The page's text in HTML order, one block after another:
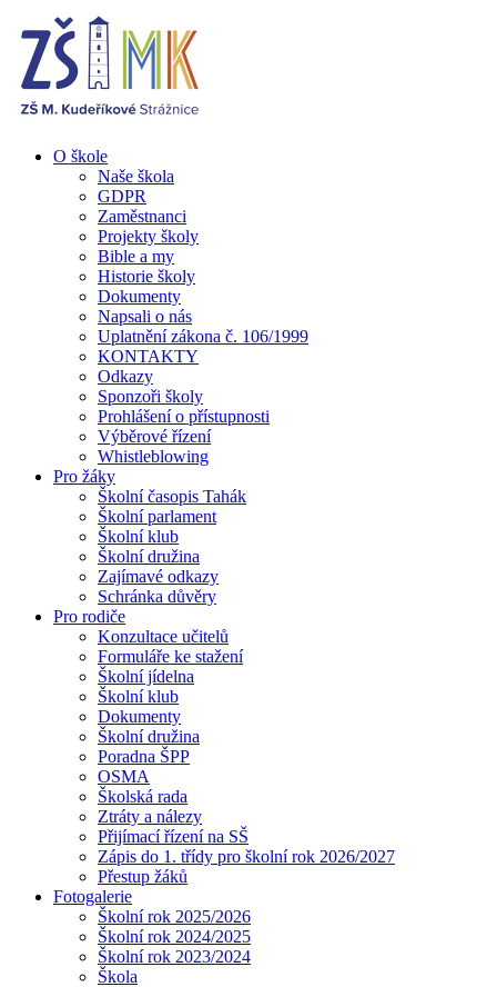
O škole
Naše škola
GDPR
Zaměstnanci
Projekty školy
Bible a my
Historie školy
Dokumenty
Napsali o nás
Uplatnění zákona č. 106/1999
KONTAKTY
Odkazy
Sponzoři školy
Prohlášení o přístupnosti
Výběrové řízení
Whistleblowing
Pro žáky
Školní časopis Tahák
Školní parlament
Školní klub
Školní družina
Zajímavé odkazy
Schránka důvěry
Pro rodiče
Konzultace učitelů
Formuláře ke stažení
Školní jídelna
Školní klub
Dokumenty
Školní družina
Poradna ŠPP
OSMA
Školská rada
Ztráty a nálezy
Přijímací řízení na SŠ
Zápis do 1. třídy pro školní rok 2026/2027
Přestup žáků
Fotogalerie
Školní rok 2025/2026
Školní rok 2024/2025
Školní rok 2023/2024
Škola